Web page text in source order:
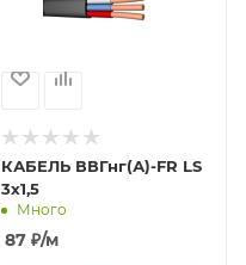
КАБЕЛЬ ВВГнг(А)-FR LS
3х1,5
Много
87₽/м